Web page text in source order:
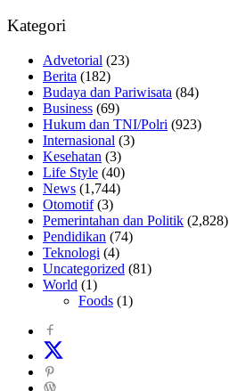
Kategori
Advetorial (23)
Berita (182)
Budaya dan Pariwisata (84)
Business (69)
Hukum dan TNI/Polri (923)
Internasional (3)
Kesehatan (3)
Life Style (40)
News (1,744)
Otomotif(3)
Pemerintahan dan Politik (2,828)
Pendidikan (74)
Teknologi (4)
Uncategorized (81)
World (1)
Foods (1)